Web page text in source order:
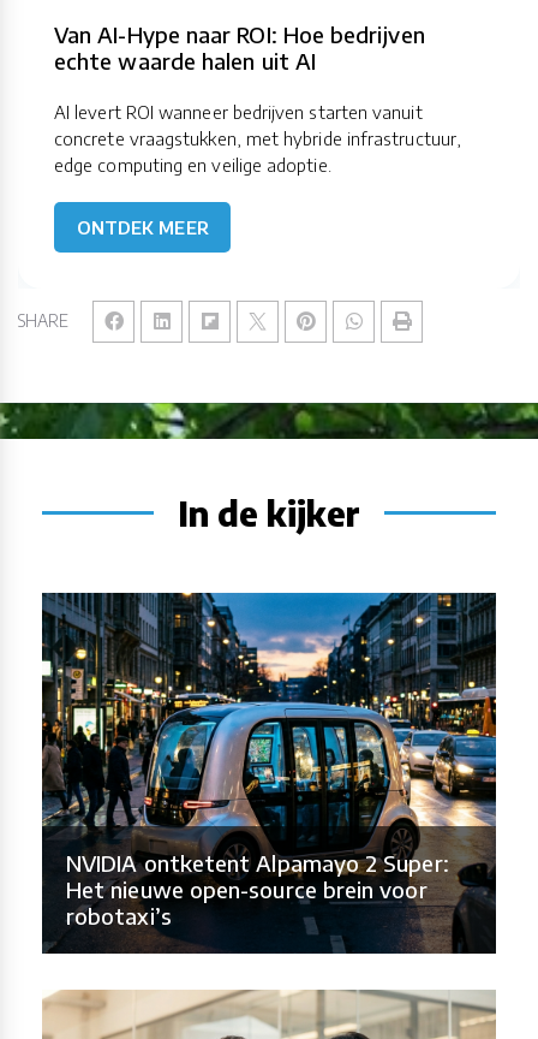
SHARE
Van AI-Hype naar ROI: Hoe bedrijven
echte waarde halen uit AI
AI levert ROI wanneer bedrijven starten vanuit
concrete vraagstukken, met hybride infrastructuur,
edge computing en veilige adoptie.
ONTDEK MEER
In de kijker
NVIDIA ontketent Alpamayo 2 Super:
Het nieuwe open-source brein voor
robotaxi’s